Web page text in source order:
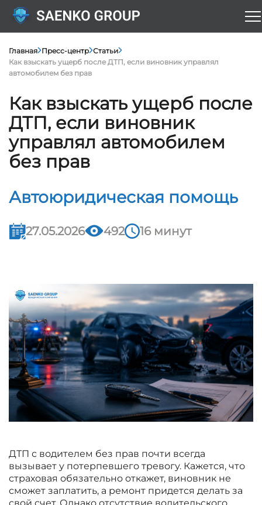
Главная Пресс-центр Статьи
Как взыскать ущерб после ДТП, если виновник управлял
автомобилем без прав
Как взыскать ущерб после
ДТП, если виновник
управлял автомобилем
без прав
Автоюридическая помощь
27.05.2026 492 16 минут
ДТП с водителем без прав почти всегда
вызывает у потерпевшего тревогу. Кажется, что
страховая обязательно откажет, виновник не
сможет заплатить, а ремонт придется делать за